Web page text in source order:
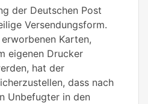
der Deutschen Post
Versendungsform.
Karten,
eigenen Drucker
hat der
dass nach
Unbefugter in den